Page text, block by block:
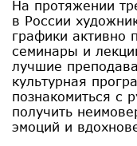
На протяжении
в России
графики активно
семинары и
лучшие
культурная
познакомиться с
получить
эмоций и